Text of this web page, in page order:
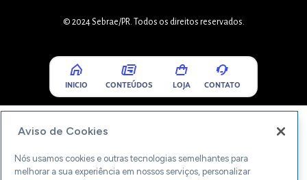
© 2024 Sebrae/PR. Todos os direitos reservados.
INICIO CONTEÚDOS LOJA CONTATO
Aviso de Cookies
Nós usamos cookies e outras tecnologias semelhantes para
melhorar a sua experiência em nossos serviços, personalizar